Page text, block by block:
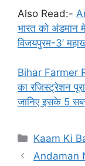
Also Read:-
भारत को अंडमान
विजयपुरम-3’
Bihar Farmer
का रजिस्ट्रेशन
जानिए इसके 5
Categories
Kaam Ki
Andaman